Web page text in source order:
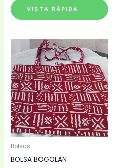
VISTA RÁPIDA
Bolsas
BOLSA BOGOLAN